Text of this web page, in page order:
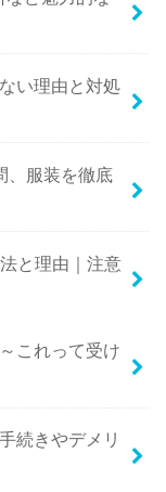
い理由と対処
、服装を徹底
と理由｜注意
これって受け
続きやデメリ